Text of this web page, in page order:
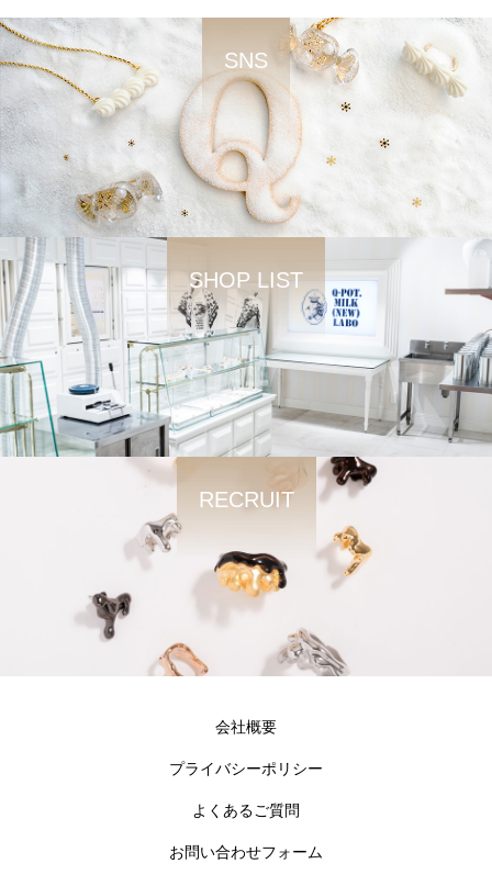
SNS
SHOP LIST
RECRUIT
会社概要
プライバシーポリシー
よくあるご質問
お問い合わせフォーム